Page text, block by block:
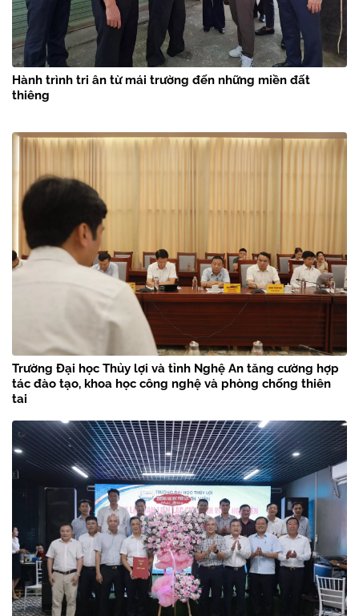
Hành trình tri ân từ mái trường đến những miền đất
thiêng
Trường Đại học Thủy lợi và tỉnh Nghệ An tăng cường hợp
tác đào tạo, khoa học công nghệ và phòng chống thiên
tai